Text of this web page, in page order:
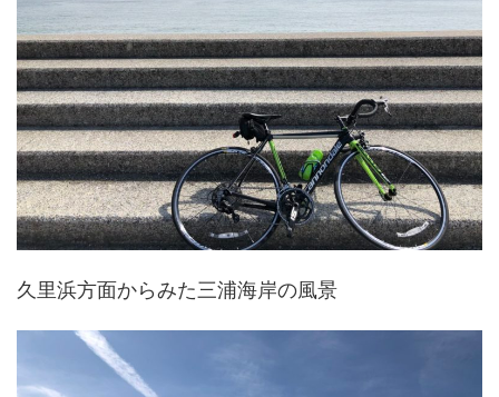
久里浜方面からみた三浦海岸の風景